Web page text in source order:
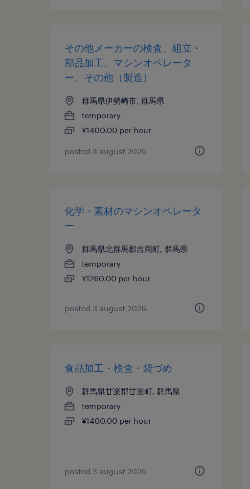
その他メーカーの検査、組立・
部品加工、マシンオペレータ
ー、その他（製造）
群馬県伊勢崎市, 群馬県
temporary
¥1400.00 per hour
posted 4 august 2026
化学・素材のマシンオペレータ
ー
群馬県北群馬郡吉岡町, 群馬県
temporary
¥1260.00 per hour
posted 3 august 2026
食品加工・検査・袋づめ
群馬県甘楽郡甘楽町, 群馬県
temporary
¥1400.00 per hour
posted 3 august 2026